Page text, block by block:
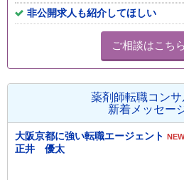
非公開求人も紹介してほしい
ご相談はこち
薬剤師転職コンサ
新着メッセー
大阪京都に強い転職エージェント
正井 優太